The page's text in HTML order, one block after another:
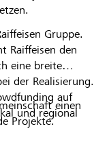
Gruppe.
Raiffeisen den
eine breite
der Realisierung.
auf
und regional
einen
Projekte.